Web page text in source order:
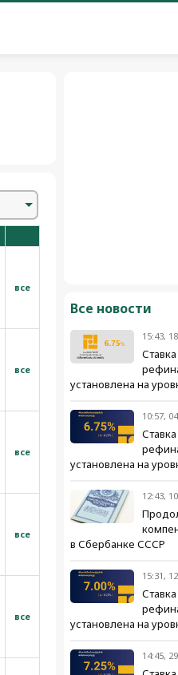
все
все
все
все
все
Все новости
15:43,
Ставка
установлена на
10:57,
Ставка
установлена на
12:43,
в Сбербанке СССР
15:31,
Ставка
установлена на
14:45,